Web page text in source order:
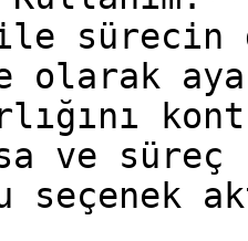
sürecin
olarak
ve süreç
seçenek